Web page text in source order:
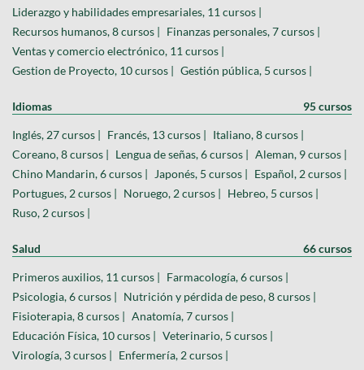
Liderazgo y habilidades empresariales, 11 cursos |
Recursos humanos, 8 cursos | Finanzas personales, 7 cursos |
Ventas y comercio electrónico, 11 cursos |
Gestion de Proyecto, 10 cursos | Gestión pública, 5 cursos |
Idiomas 95 cursos
Inglés, 27 cursos | Francés, 13 cursos | Italiano, 8 cursos |
Coreano, 8 cursos | Lengua de señas, 6 cursos | Aleman, 9 cursos |
Chino Mandarin, 6 cursos |
Japonés, 5 cursos | Español, 2 cursos |
Portugues, 2 cursos | Noruego, 2 cursos | Hebreo, 5 cursos |
Ruso, 2 cursos |
Salud 66 cursos
Primeros auxilios, 11 cursos | Farmacología, 6 cursos |
Psicologia, 6 cursos | Nutrición y pérdida de peso, 8 cursos |
Fisioterapia, 8 cursos | Anatomía, 7 cursos |
Educación Física, 10 cursos | Veterinario, 5 cursos |
Virología, 3 cursos | Enfermería, 2 cursos |